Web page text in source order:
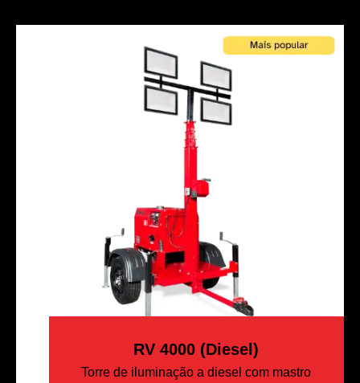
RV 4000 (diesel)
Torre de iluminação a diesel com mastro